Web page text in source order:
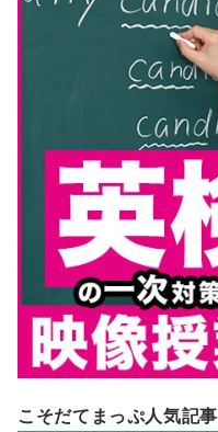
こそだてまっぷ人気記事